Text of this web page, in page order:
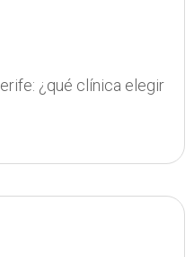
¿qué clínica elegir